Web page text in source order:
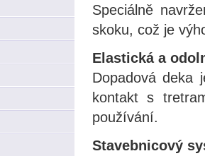
Speciálně
skoku, což je
Elastická a
Dopadová deka
kontakt s
používání.
Stavebnicový